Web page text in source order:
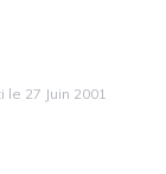
27 Juin 2001